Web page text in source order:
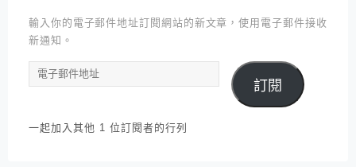
輸入你的電子郵件地址訂閱網站的新文章，使用電子郵件接收
新通知。
電
子
件
訂閱
一起加入其他 1 位訂閱者的行列